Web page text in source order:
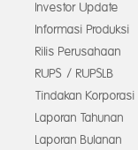
Investor Update
Informasi Produksi
Rilis Perusahaan
RUPS / RUPSLB
Tindakan Korporasi
Laporan Tahunan
Laporan Bulanan